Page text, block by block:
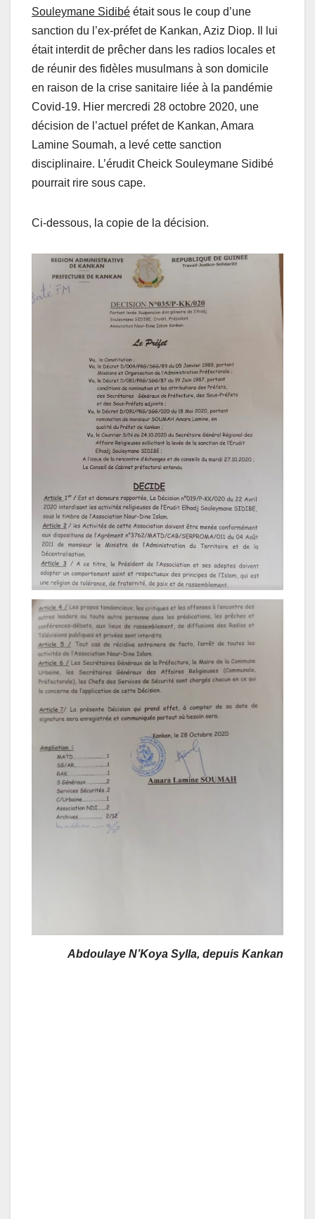
Souleymane Sidibé était sous le coup d’une
sanction du l’ex-préfet de Kankan, Aziz Diop. Il lui
était interdit de prêcher dans les radios locales et
de réunir des fidèles musulmans à son domicile
en raison de la crise sanitaire liée à la pandémie
Covid-19. Hier mercredi 28 octobre 2020, une
décision de l’actuel préfet de Kankan, Amara
Lamine Soumah, a levé cette sanction
disciplinaire. L’érudit Cheick Souleymane Sidibé
pourrait rire sous cape.
Ci-dessous, la copie de la décision.
Abdoulaye N’Koya Sylla, depuis Kankan